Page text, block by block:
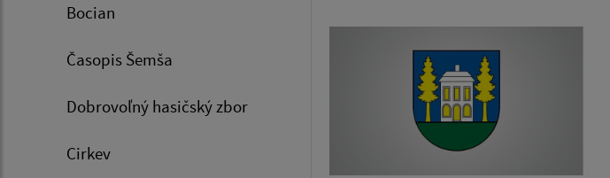
Bocian
Časopis Šemša
Dobrovoľný hasičský zbor
Cirkev